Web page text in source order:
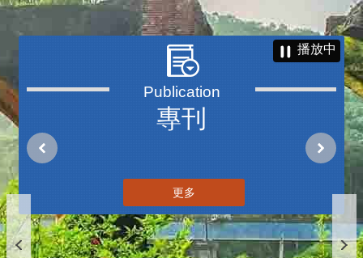
專刊
播放中
更多